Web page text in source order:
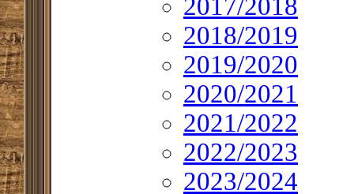
2017/2018
2018/2019
2019/2020
2020/2021
2021/2022
2022/2023
2023/2024